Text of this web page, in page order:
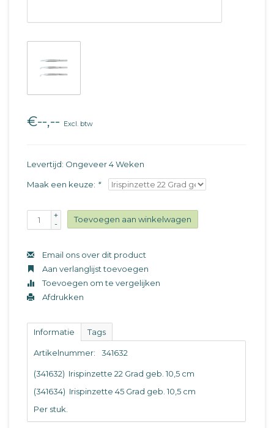
€--,-- Excl. btw
Levertijd: Ongeveer 4 Weken
Maak een keuze: *
+
-
Toevoegen aan winkelwagen
Email ons over dit product
Aan verlanglijst toevoegen
Toevoegen om te vergelijken
Afdrukken
Informatie Tags
Artikelnummer: 341632
(341632) Irispinzette 22 Grad geb. 10,5 cm
(341634) Irispinzette 45 Grad geb. 10,5 cm
Per stuk.